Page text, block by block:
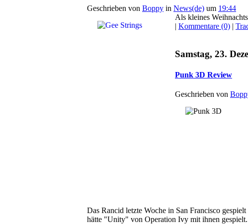
Geschrieben von Boppy in News(de) um 19:44
Als kleines
| Kommentare (0) |
Samstag, 23.
Punk 3D Review
Geschrieben von
Das Rancid letzte Woche in San Francisco
hätte "Unity" von Operation Ivy mit ihnen